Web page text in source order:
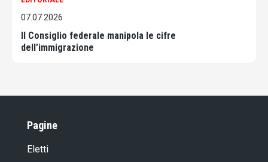
07.07.2026
Il Consiglio federale manipola le cifre
dell’immigrazione
Pagine
Eletti